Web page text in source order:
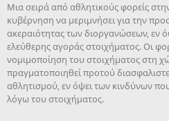
Μια σειρά από αθλητικούς φορείς
κυβέρνηση να μεριμνήσει για την
ακεραιότητας των διοργανώσεων, εν
ελεύθερης αγοράς στοιχήματος. Οι
νομιμοποίηση του στοιχήματος στη
πραγματοποιηθεί προτού
αθλητισμού, εν όψει των κινδύνων
λόγω του στοιχήματος.